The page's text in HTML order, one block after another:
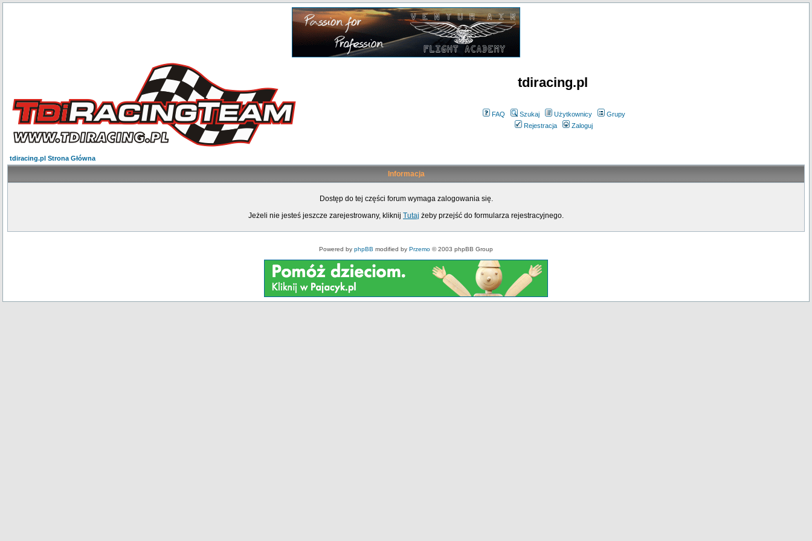
tdiracing.pl
FAQ Szukaj Użytkownicy
Grupy
Rejestracja
Zaloguj
tdiracing.pl Strona Główna
Informacja
Dostęp do tej części forum wymaga zalogowania się.
Jeżeli nie jesteś jeszcze zarejestrowany, kliknij Tutaj żeby przejść do formularza rejestracyjnego.
Powered by phpBB modified by Przemo © 2003 phpBB Group